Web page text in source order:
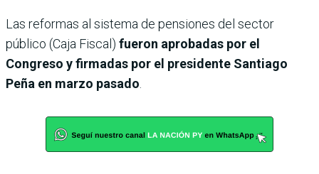
Las reformas al sistema de pensiones del sector
público (Caja Fiscal) fueron aprobadas por el
Congreso y firmadas por el presidente Santiago
Peña en marzo pasado.